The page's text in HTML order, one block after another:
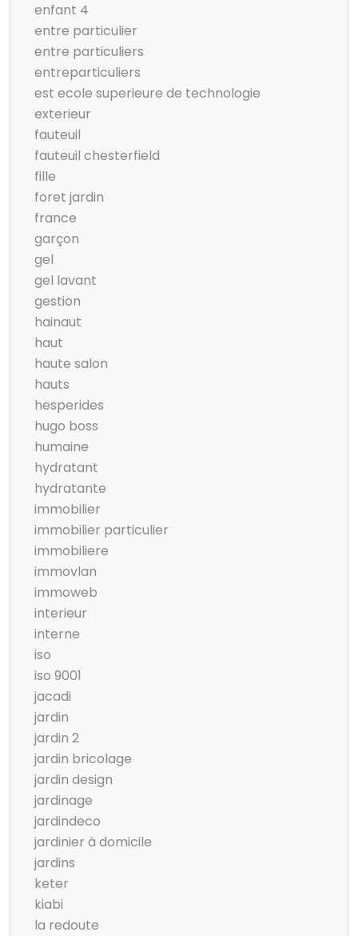
enfant 4
entre particulier
entre particuliers
entreparticuliers
est ecole superieure de technologie
exterieur
fauteuil
fauteuil chesterfield
fille
foret jardin
france
garçon
gel
gel lavant
gestion
hainaut
haut
haute salon
hauts
hesperides
hugo boss
humaine
hydratant
hydratante
immobilier
immobilier particulier
immobiliere
immovlan
immoweb
interieur
interne
iso
iso 9001
jacadi
jardin
jardin 2
jardin bricolage
jardin design
jardinage
jardindeco
jardinier à domicile
jardins
keter
kiabi
la redoute